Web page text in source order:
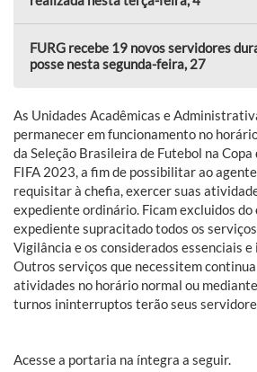
FURG recebe 19 novos servidores
posse nesta segunda-feira, 27
As Unidades Acadêmicas e
permanecer em funcionamento no
da Seleção Brasileira de Futebol na Copa
FIFA 2023, a fim de possibilitar ao
requisitar à chefia, exercer suas
expediente ordinário. Ficam excluidos
expediente supracitado todos os
Vigilância e os considerados essenciais
Outros serviços que necessitem
atividades no horário normal ou
turnos ininterruptos terão seus
Acesse a portaria na íntegra a seguir.